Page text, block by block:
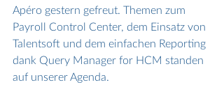
Apéro gestern gefreut. Themen zum
Payroll Control Center, dem Einsatz von
Talentsoft und dem einfachen Reporting
dank Query Manager for HCM standen
auf unserer Agenda.